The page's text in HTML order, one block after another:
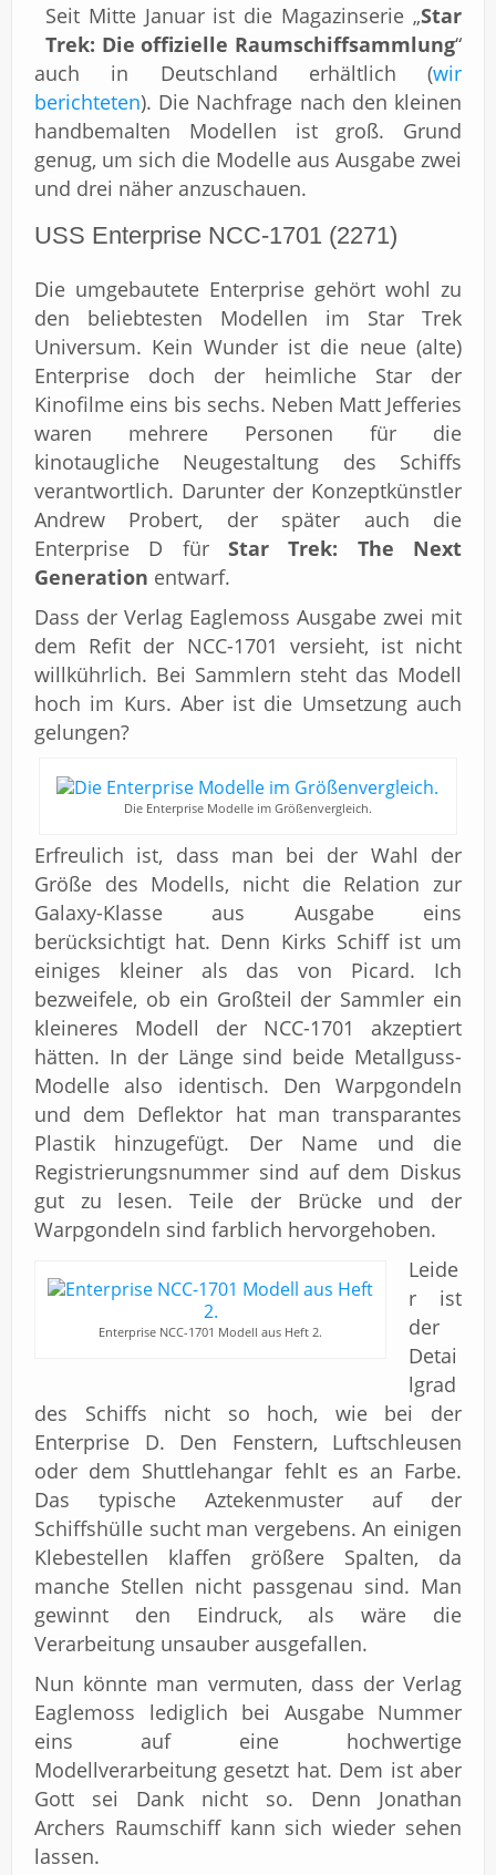
Seit Mitte Januar ist die Magazinserie „Star
Trek: Die offizielle Raumschiffsammlung“
auch in Deutschland erhältlich (wir
berichteten). Die Nachfrage nach den kleinen
handbemalten Modellen ist groß. Grund
genug, um sich die Modelle aus Ausgabe zwei
und drei näher anzuschauen.
USS Enterprise NCC-1701 (2271)
Die umgebautete Enterprise gehört wohl zu
den beliebtesten Modellen im Star Trek
Universum. Kein Wunder ist die neue (alte)
Enterprise doch der heimliche Star der
Kinofilme eins bis sechs. Neben Matt Jefferies
waren mehrere Personen für die
kinotaugliche Neugestaltung des Schiffs
verantwortlich. Darunter der Konzeptkünstler
Andrew Probert, der später auch die
Enterprise D für Star Trek: The Next
Generation entwarf.
Dass der Verlag Eaglemoss Ausgabe zwei mit
dem Refit der NCC-1701 versieht, ist nicht
willkührlich. Bei Sammlern steht das Modell
hoch im Kurs. Aber ist die Umsetzung auch
gelungen?
Die Enterprise Modelle im Größenvergleich.
Erfreulich ist, dass man bei der Wahl der
Größe des Modells, nicht die Relation zur
Galaxy-Klasse aus Ausgabe eins
berücksichtigt hat. Denn Kirks Schiff ist um
einiges kleiner als das von Picard. Ich
bezweifele, ob ein Großteil der Sammler ein
kleineres Modell der NCC-1701 akzeptiert
hätten. In der Länge sind beide Metallguss-
Modelle also identisch. Den Warpgondeln
und dem Deflektor hat man transparantes
Plastik hinzugefügt. Der Name und die
Registrierungsnummer sind auf dem Diskus
gut zu lesen. Teile der Brücke und der
Warpgondeln sind farblich hervorgehoben.
Enterprise NCC-1701 Modell aus Heft 2.
Leide
r ist
der
Detai
lgrad
des Schiffs nicht so hoch, wie bei der
Enterprise D. Den Fenstern, Luftschleusen
oder dem Shuttlehangar fehlt es an Farbe.
Das typische Aztekenmuster auf der
Schiffshülle sucht man vergebens. An einigen
Klebestellen klaffen größere Spalten, da
manche Stellen nicht passgenau sind. Man
gewinnt den Eindruck, als wäre die
Verarbeitung unsauber ausgefallen.
Nun könnte man vermuten, dass der Verlag
Eaglemoss lediglich bei Ausgabe Nummer
eins auf eine hochwertige
Modellverarbeitung gesetzt hat. Dem ist aber
Gott sei Dank nicht so. Denn Jonathan
Archers Raumschiff kann sich wieder sehen
lassen.